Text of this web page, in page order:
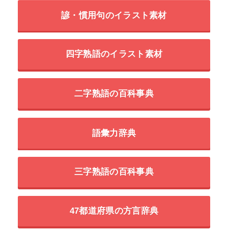
諺・慣用句のイラスト素材
四字熟語のイラスト素材
二字熟語の百科事典
語彙力辞典
三字熟語の百科事典
47都道府県の方言辞典